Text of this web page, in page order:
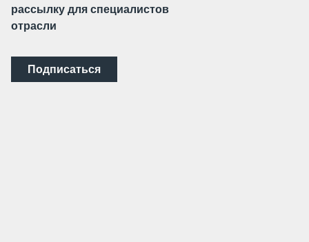
рассылку для специалистов
отрасли
Подписаться